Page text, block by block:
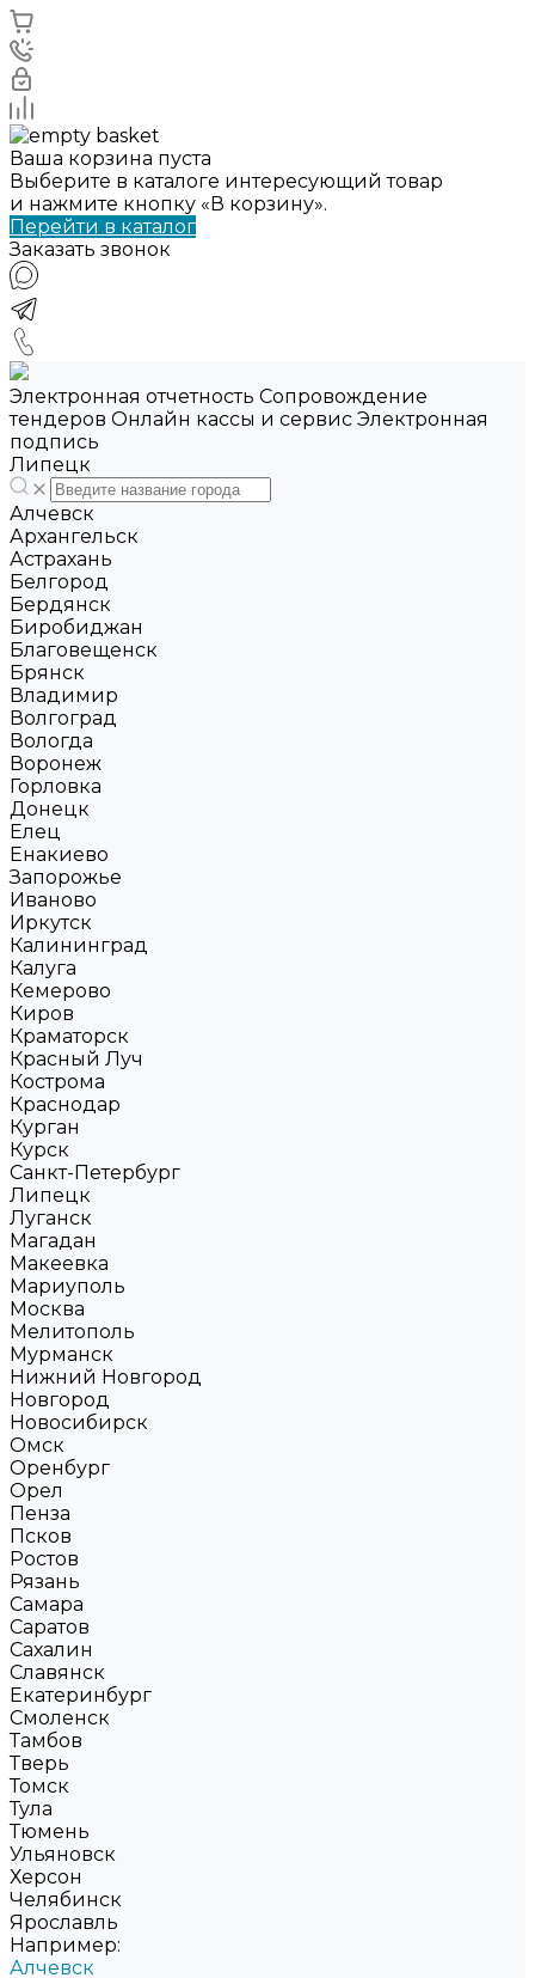
Ваша корзина пуста
Выберите в каталоге интересующий товар
и нажмите кнопку «В корзину».
Перейти в каталог
Заказать звонок
Электронная отчетность Сопровождение
тендеров Онлайн кассы и сервис Электронная
подпись
Липецк
Алчевск
Архангельск
Астрахань
Белгород
Бердянск
Биробиджан
Благовещенск
Брянск
Владимир
Волгоград
Вологда
Воронеж
Горловка
Донецк
Елец
Енакиево
Запорожье
Иваново
Иркутск
Калининград
Калуга
Кемерово
Киров
Краматорск
Красный Луч
Кострома
Краснодар
Курган
Курск
Санкт-Петербург
Липецк
Луганск
Магадан
Макеевка
Мариуполь
Москва
Мелитополь
Мурманск
Нижний Новгород
Новгород
Новосибирск
Омск
Оренбург
Орел
Пенза
Псков
Ростов
Рязань
Самара
Саратов
Сахалин
Славянск
Екатеринбург
Смоленск
Тамбов
Тверь
Томск
Тула
Тюмень
Ульяновск
Херсон
Челябинск
Ярославль
Например:
Алчевск